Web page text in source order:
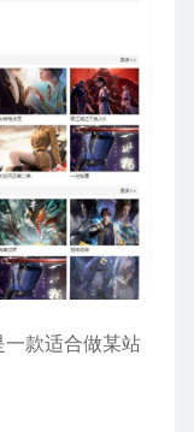
款适合做某站